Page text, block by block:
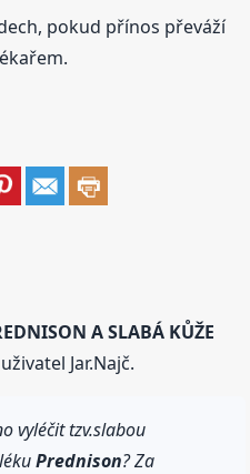
pokud přínos převáží
A SLABÁ KŮŽE
Jar.Najč.
vyléčit tzv.slabou
Prednison? Za